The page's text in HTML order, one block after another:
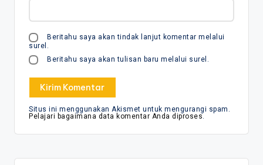
Beritahu saya akan tindak lanjut komentar melalui
surel.
Beritahu saya akan tulisan baru melalui surel.
Situs ini menggunakan Akismet untuk mengurangi spam.
Pelajari bagaimana data komentar Anda diproses.